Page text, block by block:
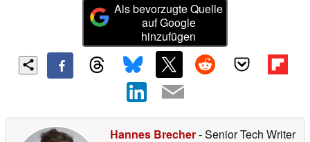
Als bevorzugte Quelle
auf Google
hinzufügen
Hannes Brecher- Senior Tech Writer